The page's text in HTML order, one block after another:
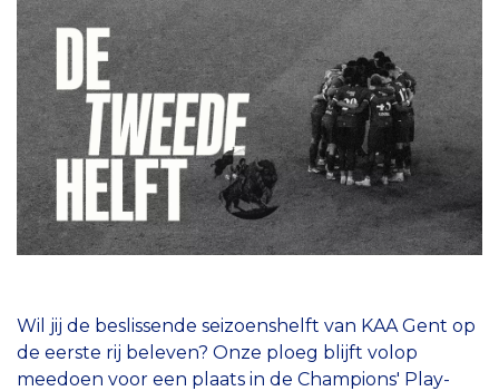
Wil jij de beslissende seizoenshelft van KAA Gent op
de eerste rij beleven? Onze ploeg blijft volop
meedoen voor een plaats in de Champions' Play-